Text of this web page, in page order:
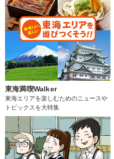
東海満喫Walker
東海エリアを楽しむためのニュースや
トピックスを大特集